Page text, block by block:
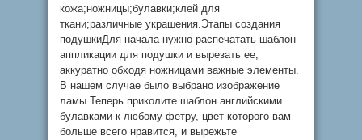
кожа;ножницы;булавки;клей для
ткани;различные украшения.Этапы создания
подушкиДля начала нужно распечатать шаблон
аппликации для подушки и вырезать ее,
аккуратно обходя ножницами важные элементы.
В нашем случае было выбрано изображение
ламы.Теперь приколите шаблон английскими
булавками к любому фетру, цвет которого вам
больше всего нравится, и вырежьте